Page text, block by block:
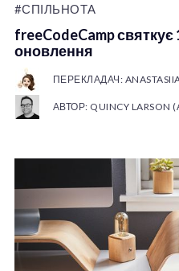
#СПІЛЬНОТА
freeCodeCamp святкує
оновлення
ПЕРЕКЛАДАЧ:
АВТОР: QUINCY LARSON